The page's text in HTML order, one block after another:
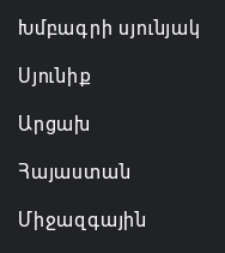
Անդրանիկ
ազատվել է
06.08.2026 14:16
Խմբագրի սյունյակ
Սյունիք
Արցախ
Հայաստան
Միջազգային